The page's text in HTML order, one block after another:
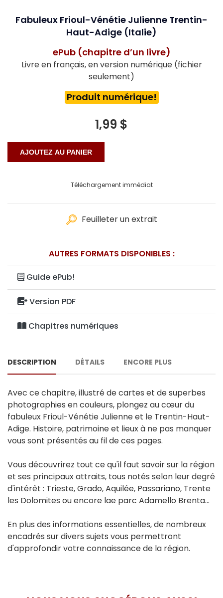
Fabuleux Frioul-Vénétie Julienne Trentin-
Haut-Adige (Italie)
ePub (chapitre d’un livre)
Livre en français, en version numérique (fichier
seulement)
Produit numérique!
1,99 $
Téléchargement immédiat
Feuilleter un extrait
AUTRES FORMATS DISPONIBLES :
Guide ePub!
Version PDF
Chapitres numériques
DESCRIPTION DÉTAILS ENCORE PLUS
Avec ce chapitre, illustré de cartes et de superbes
photographies en couleurs, plongez au cœur du
fabuleux Frioul-Vénétie Julienne et le Trentin-Haut-
Adige. Histoire, patrimoine et lieux à ne pas manquer
vous sont présentés au fil de ces pages.
Vous découvrirez tout ce qu'il faut savoir sur la région
et ses principaux attraits, tous notés selon leur degré
d'intérêt : Trieste, Grado, Aquilée, Passariano, Trente
les Dolomites ou encore lae parc Adamello Brenta…
En plus des informations essentielles, de nombreux
encadrés sur divers sujets vous permettront
d'approfondir votre connaissance de la région.